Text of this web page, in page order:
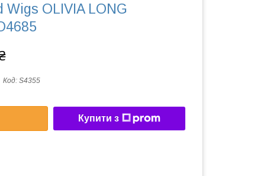
Wigs OLIVIA LONG
Код: S4355
Купити з